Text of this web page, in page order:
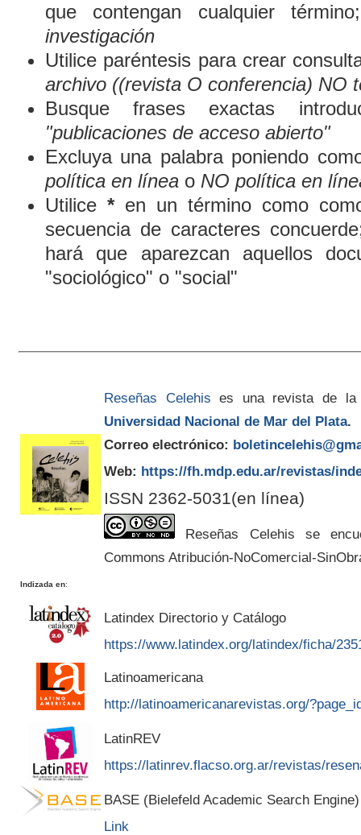
que contengan cualquier
investigación
Utilice paréntesis para crear
archivo ((revista O conferencia) NO
Busque frases exactas
"publicaciones de acceso abierto"
Excluya una palabra poniendo
política en líneao NO política en
Utilice *en un término como
secuencia de caracteres
hará que aparezcan aquellos
"sociológico" o "social"
Reseñas Celehis es una revista de la
Universidad Nacional de Mar del Plata.
Correo electrónico:
Web: https://fh.mdp.edu.ar/revistas/
ISSN 2362-5031(en línea)
Reseñas Celehis se
Commons Atribución-NoComercial-
Indizada en:
Latindex Directorio y Catálogo
https://www.latindex.org/latindex/ficha/
Latinoamericana
http://latinoamericanarevistas.org/
LatinREV
https://latinrev.flacso.org.ar/revistas/
BASE (Bielefeld Academic Search Engine)
Link